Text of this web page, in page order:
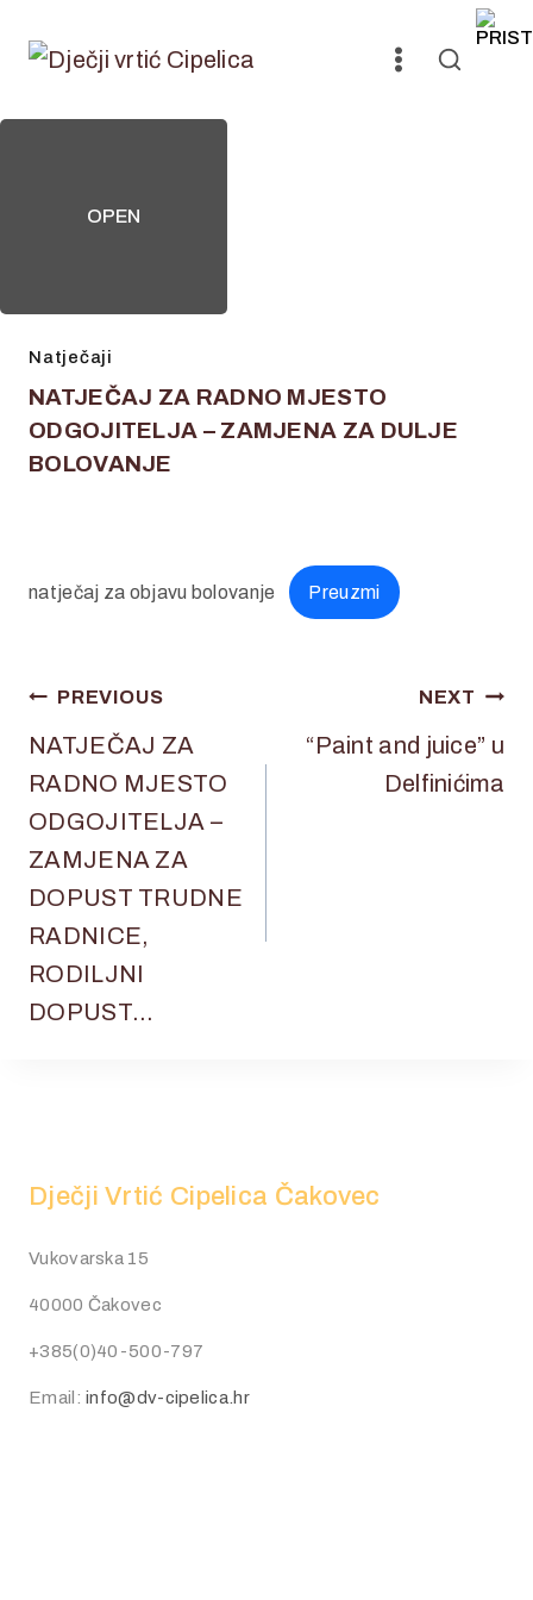
OPEN
Natječaji
NATJEČAJ ZA RADNO MJESTO
ODGOJITELJA – ZAMJENA ZA DULJE
BOLOVANJE
natječaj za objavu bolovanje Preuzmi
Navigacija
PREVIOUS
NATJEČAJ ZA
RADNO MJESTO
ODGOJITELJA –
ZAMJENA ZA
DOPUST TRUDNE
RADNICE,
RODILJNI
DOPUST…
NEXT
“Paint and juice” u
Delfinićima
Dječji Vrtić Cipelica Čakovec
Vukovarska 15
40000 Čakovec
+385(0)40-500-797
Email:info@dv-cipelica.hr